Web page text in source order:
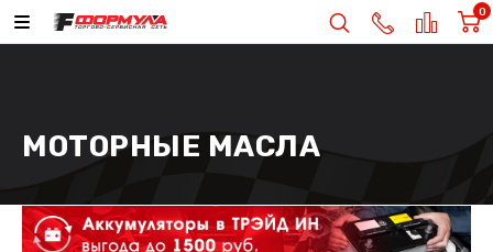
0
МОТОРНЫЕ МАСЛА